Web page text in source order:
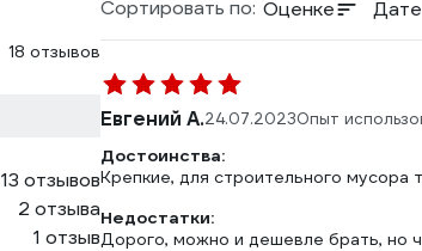
18 отзывов
13 отзывов
2 отзыва
1 отзыв
Сортировать по: Оценке Дате
Евгений А.24.07.2023Опыт
Достоинства:
Крепкие, для строительного мусора
Недостатки:
Дорого, можно и дешевле брать, но